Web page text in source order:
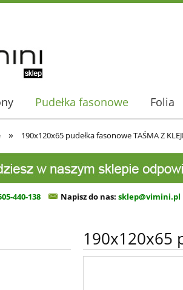
Pudełka fasonowe Folia
» 190x120x65 pudełka fasonowe TAŚMA Z
440-138 Napisz do nas: sklep@vimini.pl
190x120x65